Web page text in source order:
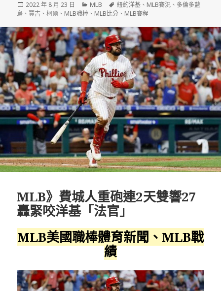
發
佈
期:
2022 年 8 月 23 日
分
類
MLB
標
籤
紐約洋基 、 MLB賽況 、 多倫多藍
鳥 、 賈吉 、柯爾 、 MLB職棒 、 MLB比分 、 MLB賽程
MLB》費城人重砲連2天雙響27
轟緊咬洋基「法官」
MLB美國職棒體育新聞、MLB戰
績